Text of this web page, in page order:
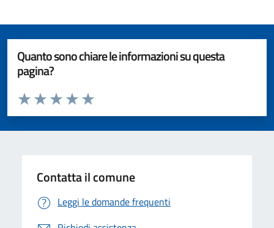
Quanto sono chiare le informazioni su questa
pagina?
Valuta da 1 a 5 stelle la pagina
Valuta 5 stelle su 5
Valuta 4 stelle su 5
Valuta 3 stelle su 5
Valuta 2 stelle su 5
Valuta 1 stelle su 5
Contatta il comune
Leggi le domande frequenti